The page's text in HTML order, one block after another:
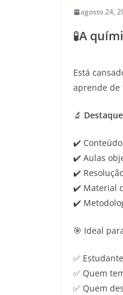
agosto 24,
🧪A
Está
aprende de
🔬
✔️
✔️ Aulas
✔️
✔️ Material
✔️
🎯 Ideal
✅
✅ Quem
✅ Quem